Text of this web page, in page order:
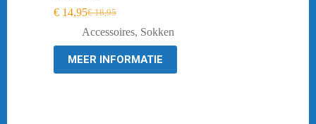
€18,95
Oorspronkelijke
prijs
was:
€ 18,95.
€ 14,95Huidige
prijs
is:
€ 14,95.
Accessoires, Sokken
MEER INFORMATIE